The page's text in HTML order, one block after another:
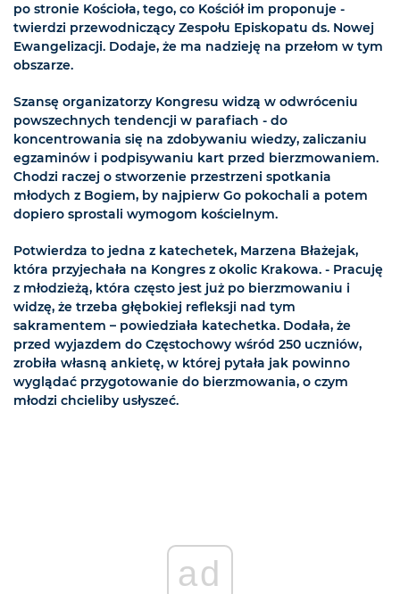
po stronie Kościoła, tego, co Kościół im proponuje -
twierdzi przewodniczący Zespołu Episkopatu ds. Nowej
Ewangelizacji. Dodaje, że ma nadzieję na przełom w tym
obszarze.
Szansę organizatorzy Kongresu widzą w odwróceniu
powszechnych tendencji w parafiach - do
koncentrowania się na zdobywaniu wiedzy, zaliczaniu
egzaminów i podpisywaniu kart przed bierzmowaniem.
Chodzi raczej o stworzenie przestrzeni spotkania
młodych z Bogiem, by najpierw Go pokochali a potem
dopiero sprostali wymogom kościelnym.
Potwierdza to jedna z katechetek, Marzena Błażejak,
która przyjechała na Kongres z okolic Krakowa. - Pracuję
z młodzieżą, która często jest już po bierzmowaniu i
widzę, że trzeba głębokiej refleksji nad tym
sakramentem – powiedziała katechetka. Dodała, że
przed wyjazdem do Częstochowy wśród 250 uczniów,
zrobiła własną ankietę, w której pytała jak powinno
wyglądać przygotowanie do bierzmowania, o czym
młodzi chcieliby usłyszeć.
ad